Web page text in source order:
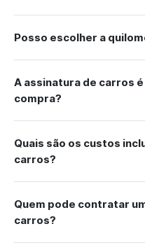
Posso escolher a
A assinatura de carros
compra?
Quais são os custos
carros?
Quem pode contratar
carros?